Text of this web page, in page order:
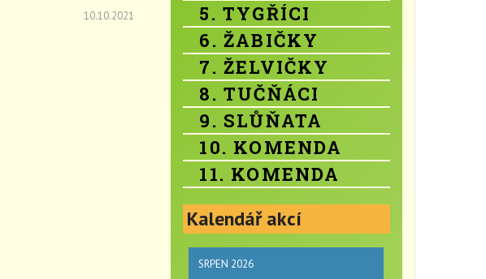
10.10.2021
5. TYGŘÍCI
6. ŽABIČKY
7. ŽELVIČKY
8. TUČŇÁCI
9. SLŮŇATA
10. KOMENDA
11. KOMENDA
Kalendář akcí
SRPEN 2026